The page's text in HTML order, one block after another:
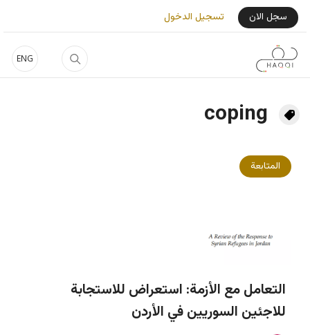
تجاوز إلى المحتوى الرئيسي
ENG
User Login Menu
سجل الان تسجيل الدخول
coping
المتابعة
التعامل مع الأزمة: استعراض للاستجابة
للاجئين السوريين في الأردن